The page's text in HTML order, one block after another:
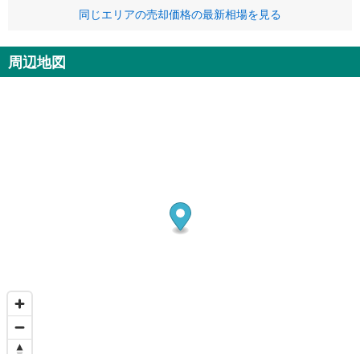
同じエリアの売却価格の最新相場を見る
周辺地図